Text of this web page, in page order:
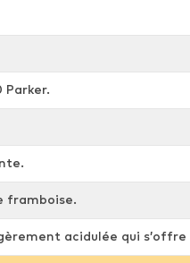
Parker.
framboise.
acidulée qui